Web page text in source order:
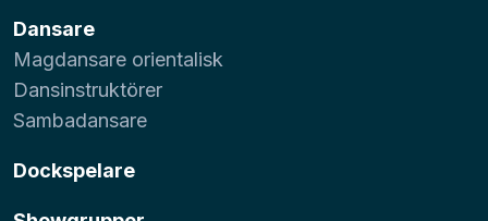
Dansare
Magdansare orientalisk
Dansinstruktörer
Sambadansare
Dockspelare